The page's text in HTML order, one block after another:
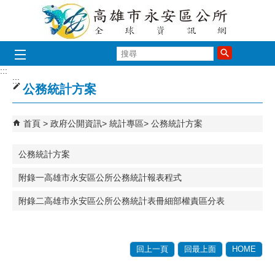
跳到主要內容區塊
尋
:::
:::
公務統計方案
首頁 政府公開資訊 統計專區 公務統計方案
公務統計方案
附錄一高雄市永安區公所公務統計報表程式
附錄二高雄市永安區公所公務統計表冊細部權責區分表
回上一頁 回最上面 HOME